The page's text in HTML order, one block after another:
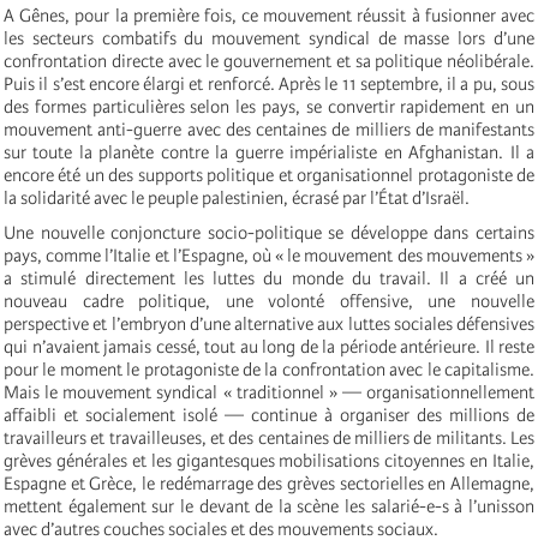
A Gênes, pour la première fois, ce mouvement réussit à fusionner avec
les secteurs combatifs du mouvement syndical de masse lors d’une
confrontation directe avec le gouvernement et sa politique néolibérale.
Puis il s’est encore élargi et renforcé. Après le 11 septembre, il a pu, sous
des formes particulières selon les pays, se convertir rapidement en un
mouvement anti-guerre avec des centaines de milliers de manifestants
sur toute la planète contre la guerre impérialiste en Afghanistan. Il a
encore été un des supports politique et organisationnel protagoniste de
la solidarité avec le peuple palestinien, écrasé par l’État d’Israël.
Une nouvelle conjoncture socio-politique se développe dans certains
pays, comme l’Italie et l’Espagne, où « le mouvement des mouvements »
a stimulé directement les luttes du monde du travail. Il a créé un
nouveau cadre politique, une volonté offensive, une nouvelle
perspective et l’embryon d’une alternative aux luttes sociales défensives
qui n’avaient jamais cessé, tout au long de la période antérieure. Il reste
pour le moment le protagoniste de la confrontation avec le capitalisme.
Mais le mouvement syndical « traditionnel » — organisationnellement
affaibli et socialement isolé — continue à organiser des millions de
travailleurs et travailleuses, et des centaines de milliers de militants. Les
grèves générales et les gigantesques mobilisations citoyennes en Italie,
Espagne et Grèce, le redémarrage des grèves sectorielles en Allemagne,
mettent également sur le devant de la scène les salarié-e-s à l’unisson
avec d’autres couches sociales et des mouvements sociaux.